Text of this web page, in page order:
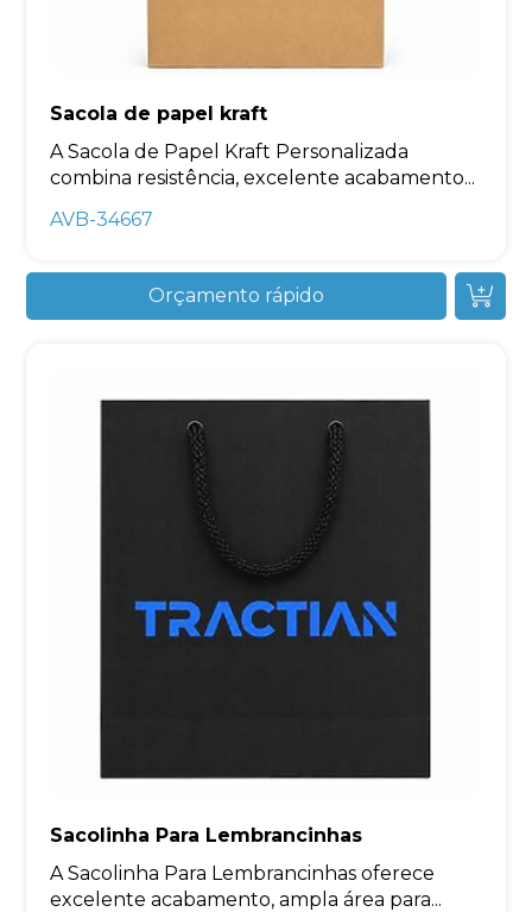
Sacola de papel kraft
A Sacola de Papel Kraft Personalizada
combina resistência, excelente acabamento...
AVB-34667
Orçamento rápido
Sacolinha Para Lembrancinhas
A Sacolinha Para Lembrancinhas oferece
excelente acabamento, ampla área para...